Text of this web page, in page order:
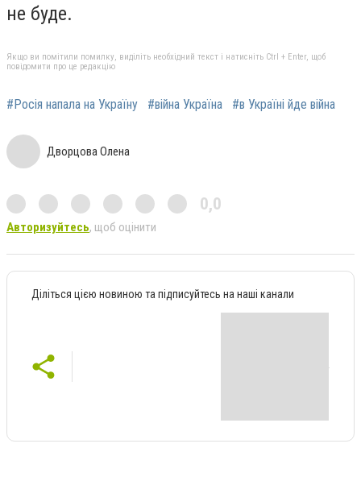
не буде.
Якщо ви помітили помилку, виділіть необхідний текст і натисніть Ctrl + Enter, щоб
повідомити про це редакцію
#Росія напала на Україну #війна Україна #в Україні йде війна
Дворцова Олена
0,0
Авторизуйтесь, щоб оцінити
Діліться цією новиною та підписуйтесь на наші канали